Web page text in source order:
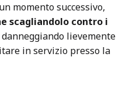
momento successivo,
scagliandolo contro i
danneggiando lievemente
in servizio presso la